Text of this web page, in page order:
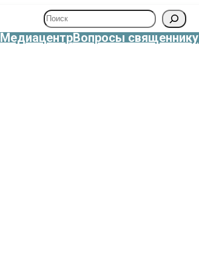
Поиск
МедиацентрВопросы священнику